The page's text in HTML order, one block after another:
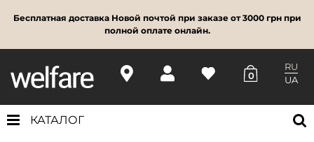
Бесплатная доставка Новой почтой при заказе от 3000 грн при
полной оплате онлайн.
0
RU
UA
КАТАЛОГ